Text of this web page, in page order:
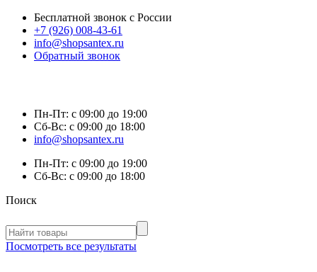
Бесплатной звонок с России
+7 (926) 008-43-61
info@shopsantex.ru
Обратный звонок
Пн-Пт: с 09:00 до 19:00
Сб-Вс: с 09:00 до 18:00
info@shopsantex.ru
Пн-Пт: с 09:00 до 19:00
Сб-Вс: с 09:00 до 18:00
Поиск
Посмотреть все результаты